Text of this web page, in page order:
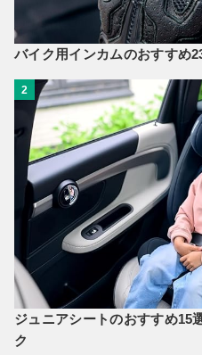
バイク用インカムのおすすめ
2
ジュニアシートのおすすめ15
ク